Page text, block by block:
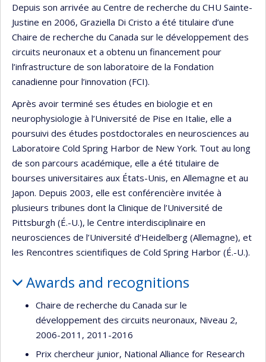
Depuis son arrivée au Centre de recherche du CHU Sainte-
Justine en 2006, Graziella Di Cristo a été titulaire d’une
Chaire de recherche du Canada sur le développement des
circuits neuronaux et a obtenu un financement pour
l’infrastructure de son laboratoire de la Fondation
canadienne pour l’innovation (FCI).
Après avoir terminé ses études en biologie et en
neurophysiologie à l’Université de Pise en Italie, elle a
poursuivi des études postdoctorales en neurosciences au
Laboratoire Cold Spring Harbor de New York. Tout au long
de son parcours académique, elle a été titulaire de
bourses universitaires aux États-Unis, en Allemagne et au
Japon. Depuis 2003, elle est conférencière invitée à
plusieurs tribunes dont la Clinique de l’Université de
Pittsburgh (É.-U.), le Centre interdisciplinaire en
neurosciences de l’Université d’Heidelberg (Allemagne), et
les Rencontres scientifiques de Cold Spring Harbor (É.-U.).
Awards and recognitions
Chaire de recherche du Canada sur le
développement des circuits neuronaux, Niveau 2,
2006-2011, 2011-2016
Prix chercheur junior, National Alliance for Research